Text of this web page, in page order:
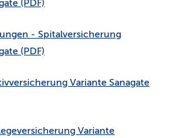
(PDF)
- Spitalversicherung
(PDF)
Variante Sanagate
Variante